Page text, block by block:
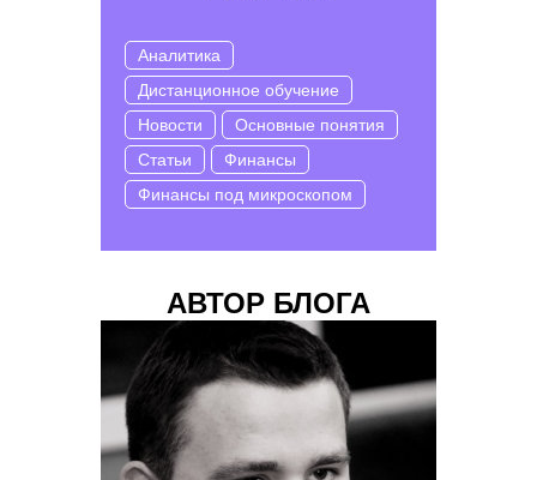
Аналитика
Дистанционное обучение
Новости
Основные понятия
Статьи
Финансы
Финансы под микроскопом
АВТОР БЛОГА